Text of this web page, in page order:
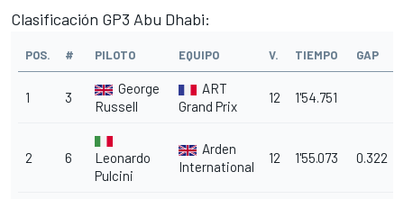
Clasificación GP3 Abu Dhabi:
POS. # PILOTO EQUIPO V. TIEMPO GAP
1 3
George
Russell
ART
Grand Prix
12 1'54.751
2 6
Leonardo
Pulcini
Arden
International
12 1'55.073 0.322